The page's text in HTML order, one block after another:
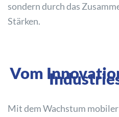
sondern durch das
Stärken.
Vom
Mit dem Wachstum